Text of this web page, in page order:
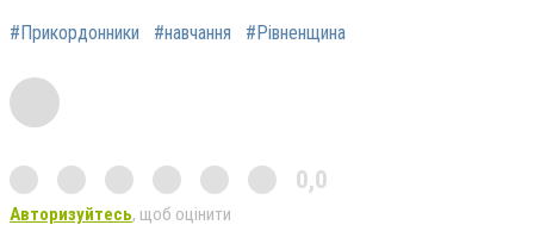
#Прикордонники #навчання #Рівненщина
0,0
Авторизуйтесь, щоб оцінити